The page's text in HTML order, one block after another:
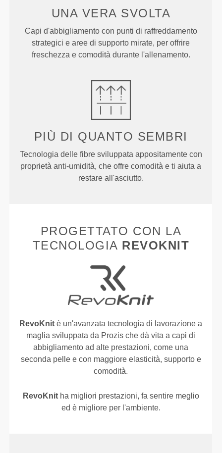
UNA VERA SVOLTA
Capi d'abbigliamento con punti di raffreddamento
strategici e aree di supporto mirate, per offrire
freschezza e comodità durante l'allenamento.
PIÙ DI QUANTO SEMBRI
Tecnologia delle fibre sviluppata appositamente con
proprietà anti-umidità, che offre comodità e ti aiuta a
restare all'asciutto.
PROGETTATO CON LA
TECNOLOGIA REVOKNIT
RevoKnit è un'avanzata tecnologia di lavorazione a
maglia sviluppata da Prozis che dà vita a capi di
abbigliamento ad alte prestazioni, come una
seconda pelle e con maggiore elasticità, supporto e
comodità.
RevoKnitha migliori prestazioni, fa sentire meglio
ed è migliore per l'ambiente.